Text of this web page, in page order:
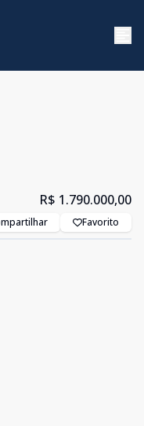
R$ 1.790.000,00
Favorito